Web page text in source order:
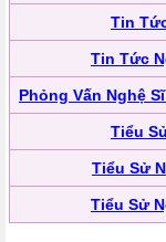
Tin
Tin Tức
Phỏng Vấn Nghệ
Tiểu
Tiểu Sử
Tiểu Sử